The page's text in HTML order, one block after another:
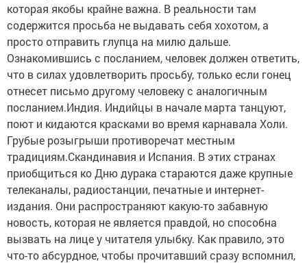
которая якобы крайне важна. В реальности там
содержится просьба не выдавать себя хохотом, а
просто отправить глупца на милю дальше.
Ознакомившись с посланием, человек должен ответить,
что в силах удовлетворить просьбу, только если гонец
отнесет письмо другому человеку с аналогичным
посланием.Индия. Индийцы в начале марта танцуют,
поют и кидаются красками во время карнавала Холи.
Грубые розыгрыши противоречат местным
традициям.Скандинавия и Испания. В этих странах
приобщиться ко Дню дурака стараются даже крупные
телеканалы, радиостанции, печатные и интернет-
издания. Они распространяют какую-то забавную
новость, которая не является правдой, но способна
вызвать на лице у читателя улыбку. Как правило, это
что-то абсурдное, чтобы прочитавший сразу вспомнил,